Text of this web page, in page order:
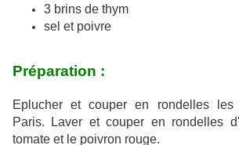
3 brins de thym
sel et poivre
Préparation :
Eplucher et couper en rondelles les
Paris. Laver et couper en rondelles
tomate et le poivron rouge.